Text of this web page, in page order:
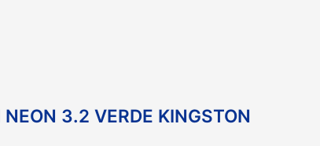
3.2 VERDE KINGSTON